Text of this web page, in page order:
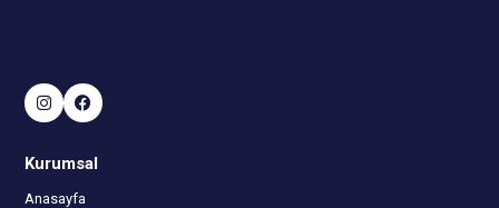
Kurumsal
Anasayfa